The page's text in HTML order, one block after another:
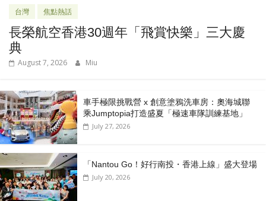
台灣 焦點熱話
長榮航空香港30週年「飛賞快樂」三大慶
典
August 7, 2026 Miu
車手極限挑戰營 x 創意塗鴉洗車房：奧海城聯
乘Jumptopia打造盛夏「極速車隊訓練基地」
July 27, 2026
「Nantou Go！好行南投・香港上線」盛大登場
July 20, 2026